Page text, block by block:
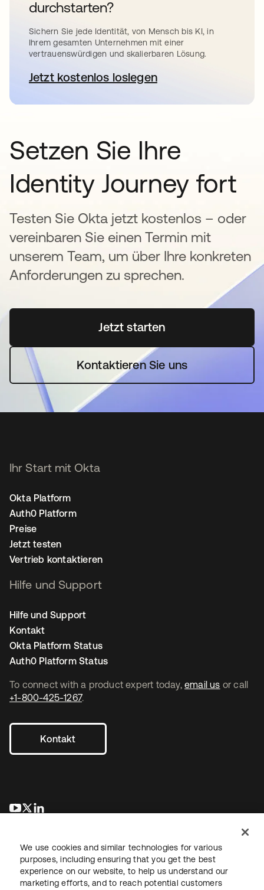
durchstarten?
Sichern Sie jede Identität, von Mensch bis KI, in
Ihrem gesamten Unternehmen mit einer
vertrauenswürdigen und skalierbaren Lösung.
Jetzt kostenlos loslegen
wird in einer neuen
Setzen Sie Ihre
Identity Journey fort
Testen Sie Okta jetzt kostenlos – oder
vereinbaren Sie einen Termin mit
unserem Team, um über Ihre konkreten
Anforderungen zu sprechen.
Jetzt startenwird in einer neuen
Kontaktieren Sie uns
To connect with a product expert today, email us or call
+1-800-425-1267.
Kontakt
wird in einer neuen Registerkarte geöffnet
wird in einer neuen Registerkarte geöffnet
Ihr Start mit Okta
Okta Platform
Auth0 Platform
Preise
Jetzt testen
Vertrieb kontaktieren
Hilfe und Support
Hilfe und Support
Kontakt
Okta Platform Status
Auth0 Platform Status
We use cookies and similar technologies for various
purposes, including ensuring that you get the best
experience on our website, to help us understand our
marketing efforts, and to reach potential customers